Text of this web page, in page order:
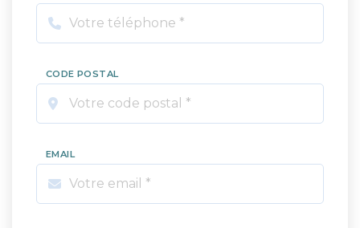
CODE POSTAL
EMAIL